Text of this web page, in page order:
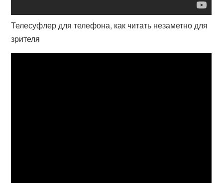
Телесуфлер для телефона, как читать незаметно для
зрителя